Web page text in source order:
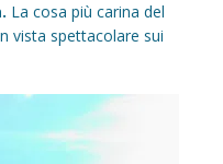
La cosa più carina del
vista spettacolare sui